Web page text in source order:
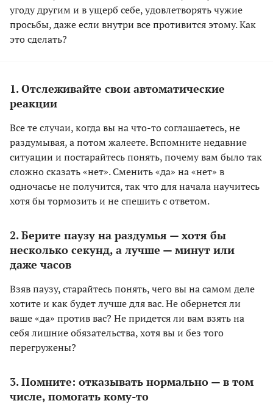
угоду другим и в ущерб себе, удовлетворять чужие
просьбы, даже если внутри все противится этому. Как
это сделать?
1. Отслеживайте свои автоматические
реакции
Все те случаи, когда вы на что-то соглашаетесь, не
раздумывая, а потом жалеете. Вспомните недавние
ситуации и постарайтесь понять, почему вам было так
сложно сказать «нет». Сменить «да» на «нет» в
одночасье не получится, так что для начала научитесь
хотя бы тормозить и не спешить с ответом.
2. Берите паузу на раздумья — хотя бы
несколько секунд, а лучше — минут или
даже часов
Взяв паузу, старайтесь понять, чего вы на самом деле
хотите и как будет лучше для вас. Не обернется ли
ваше «да» против вас? Не придется ли вам взять на
себя лишние обязательства, хотя вы и без того
перегружены?
3. Помните: отказывать нормально — в том
числе, помогать кому-то